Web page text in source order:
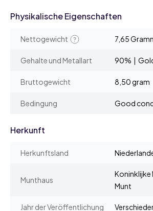
Physikalische Eigenschaften
Nettogewicht 7,65
Gehalte und Metallart 90% |
Bruttogewicht 8,50 gram
Bedingung Good
Herkunft
Herkunftsland
Munthaus
Koninklijke
Munt
Jahr der Veröffentlichung